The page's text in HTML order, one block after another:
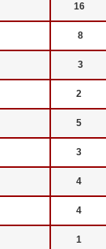
16
8
3
2
5
3
4
4
1